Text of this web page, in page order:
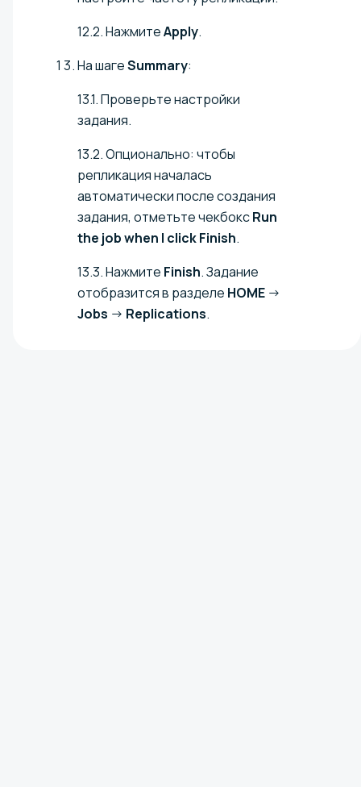
12.2. НажмитеApply.
На шагеSummary:
13.1. Проверьте настройки
задания.
13.2. Опционально: чтобы
репликация началась
автоматически после создания
задания, отметьте чекбоксRun
the job when I click Finish.
13.3. Нажмите Finish. Задание
отобразится в разделе HOME →
Jobs → Replications.